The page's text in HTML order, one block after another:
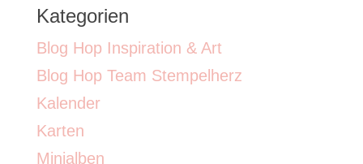
Kategorien
Blog Hop Inspiration & Art
Blog Hop Team Stempelherz
Kalender
Karten
Minialben